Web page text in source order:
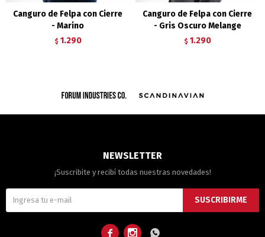
Canguro de Felpa con Cierre
- Marino
$ 1.290
Canguro de Felpa con Cierre
- Gris Oscuro Melange
$ 1.290
NEWSLETTER
¡Suscribite y recibí todas nuestras novedades!
SUSCRIBIRME
  